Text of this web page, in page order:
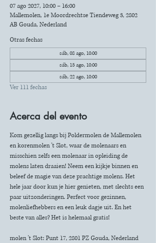
07 ago 2027, 10:00 – 16:00
Mallemolen, 1e Moordrechtse Tiendeweg 3, 2802
AB Gouda, Nederland
Otras fechas
sáb, 08 ago, 10:00
sáb, 15 ago, 10:00
sáb, 22 ago, 10:00
Ver 111 fechas
Acerca del evento
Kom gezellig langs bij Poldermolen de Mallemolen
en korenmolen 't Slot, waar de molenaars en
misschien zelfs een molenaar in opleiding de
molens laten draaien! Neem een kijkje binnen en
beleef de magie van deze prachtige molens. Het
hele jaar door kun je hier genieten, met slechts een
paar uitzonderingen. Perfect voor gezinnen,
molenliefhebbers en een leuk dagje uit. En het
beste van alles? Het is helemaal gratis!
molen 't Slot: Punt 17, 2801 PZ Gouda, Nederland